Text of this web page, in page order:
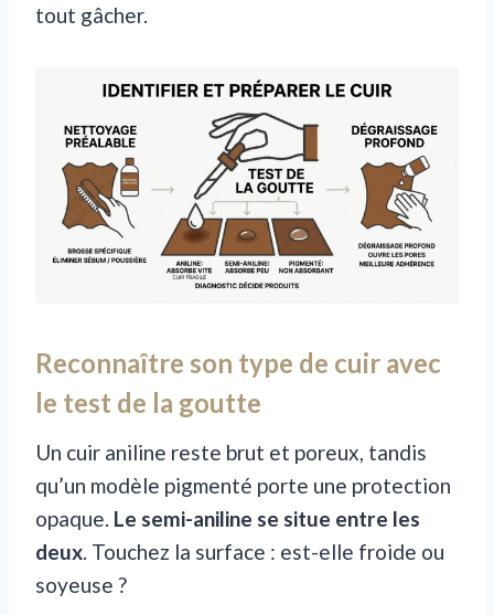
tout gâcher.
Reconnaître son type de cuir avec
le test de la goutte
Un cuir aniline reste brut et poreux, tandis
qu’un modèle pigmenté porte une protection
opaque. Le semi-aniline se situe entre les
deux. Touchez la surface : est-elle froide ou
soyeuse ?